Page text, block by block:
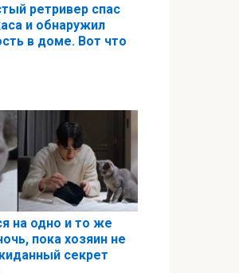
ретривер спас
и обнаружил
в доме. Вот что
на одно и то же
пока хозяин не
секрет